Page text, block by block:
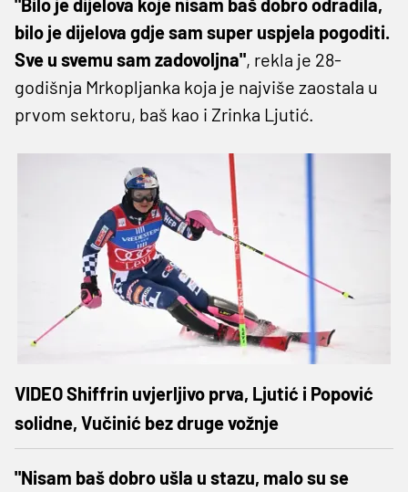
"Bilo je dijelova koje nisam baš dobro odradila,
bilo je dijelova gdje sam super uspjela pogoditi.
Sve u svemu sam zadovoljna", rekla je 28-
godišnja Mrkopljanka koja je najviše zaostala u
prvom sektoru, baš kao i Zrinka Ljutić.
VIDEO Shiffrin uvjerljivo prva, Ljutić i Popović
solidne, Vučinić bez druge vožnje
"Nisam baš dobro ušla u stazu, malo su se